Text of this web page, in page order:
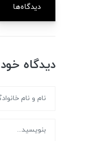
دیدگاه‌ها
دیدگاه